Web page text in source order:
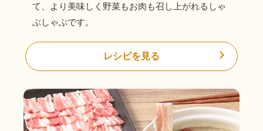
て、より美味しく野菜もお肉も召し上がれるしゃ
ぶしゃぶです。
レシピを見る